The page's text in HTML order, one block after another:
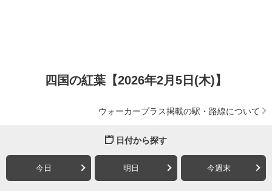
四国の紅葉【2026年2月5日(木)】
ウォーカープラス掲載の駅・路線について
日付から探す
今日 明日 今週末